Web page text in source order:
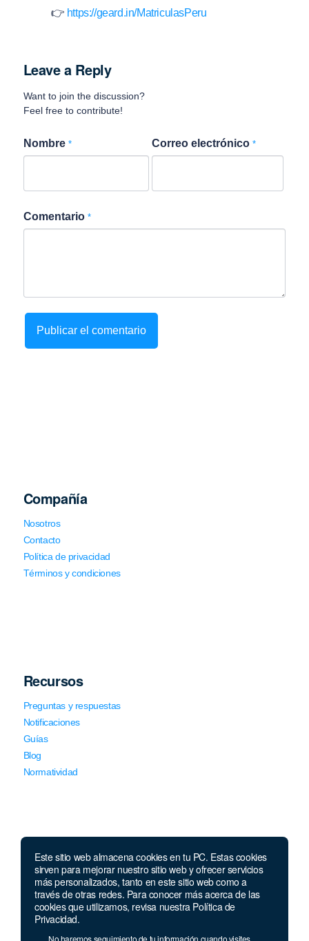
Este sitio web almacena cookies en tu PC. Estas cookies
sirven para mejorar nuestro sitio web y ofrecer servicios
más personalizados, tanto en este sitio web como a
través de otras redes. Para conocer más acerca de las
cookies que utilizamos, revisa nuestra Política de
Privacidad.
No haremos seguimiento de tu información cuando visites
👉 https://geard.in/MatriculasPeru
Leave a Reply
Want to join the discussion?
Feel free to contribute!
Nombre * Correo electrónico*
Comentario *
Compañía
Nosotros
Contacto
Política de privacidad
Términos y condiciones
Recursos
Preguntas y respuestas
Notificaciones
Guías
Blog
Normatividad
Llámanos
Lunes a viernes de 7:00 a.m. a 5:30 p.m. Sábados de 8 a.m
a 12 p.m.